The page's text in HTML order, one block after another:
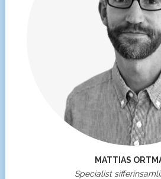
MATTIAS
Specialist